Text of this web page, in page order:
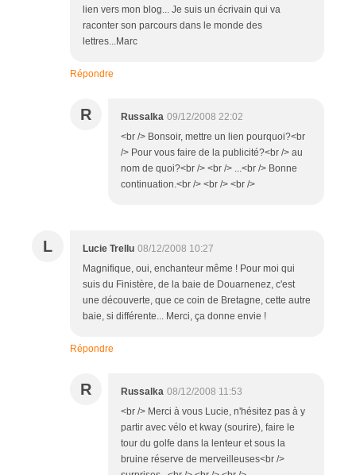
lien vers mon blog... Je suis un écrivain qui va
raconter son parcours dans le monde des
lettres...Marc
Répondre
R Russalka 09/12/2008 22:02
<br /> Bonsoir, mettre un lien pourquoi?<br
/> Pour vous faire de la publicité?<br /> au
nom de quoi?<br /> <br /> ...<br /> Bonne
continuation.<br /> <br /> <br />
L Lucie Trellu 08/12/2008 10:27
Magnifique, oui, enchanteur même ! Pour moi qui
suis du Finistère, de la baie de Douarnenez, c'est
une découverte, que ce coin de Bretagne, cette autre
baie, si différente... Merci, ça donne envie !
Répondre
R Russalka 08/12/2008 11:53
<br /> Merci à vous Lucie, n'hésitez pas à y
partir avec vélo et kway (sourire), faire le
tour du golfe dans la lenteur et sous la
bruine réserve de merveilleuses<br />